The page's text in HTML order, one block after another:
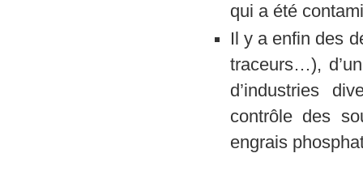
qui a été
Il y a enfin des
traceurs…),
d’industries
contrôle des
engrais